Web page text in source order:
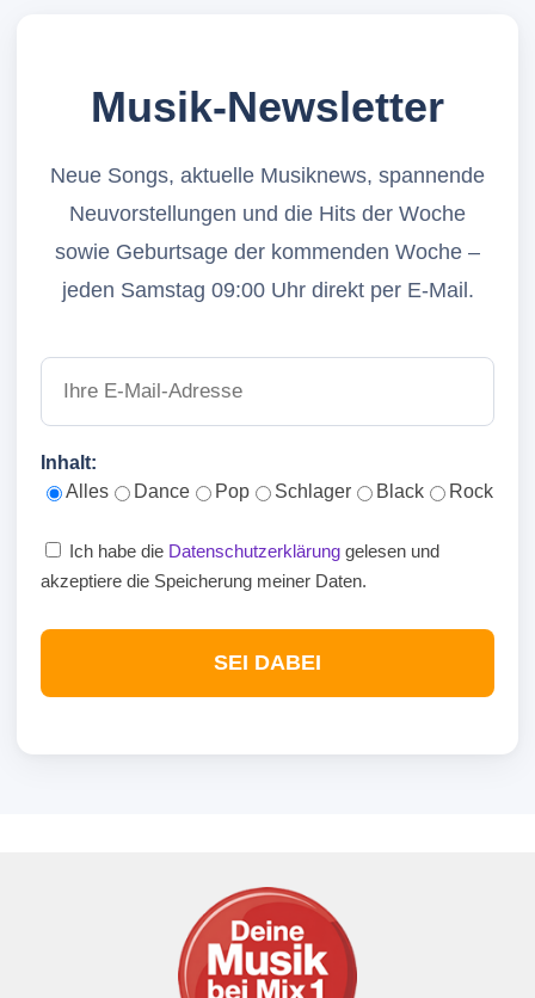
Musik-Newsletter
Neue Songs, aktuelle Musiknews, spannende
Neuvorstellungen und die Hits der Woche
sowie Geburtsage der kommenden Woche –
jeden Samstag 09:00 Uhr direkt per E-Mail.
Inhalt:
Alles
Dance Pop Schlager Black Rock
Ich habe die Datenschutzerklärung gelesen und
akzeptiere die Speicherung meiner Daten.
SEI DABEI